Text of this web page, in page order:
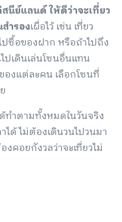
นีย์แลนด์ ให้ดีว่าจะเที่ยว
ำรองเผื่อไว้ เช่น เที่ยว
ซื้อของฝาก หรือถ้าไปถึง
ปเดินเล่นโซนอื่นแทน
งแต่ละคน เลือกโซนที่
ำตามทั้งหมดในวันจริง
ได้ ไม่ต้องเดินวนไปวนมา
งคอยกังวลว่าจะเที่ยวไม่